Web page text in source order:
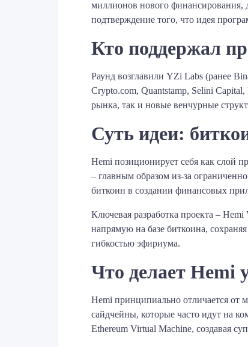
миллионов нового финансирования,
подтверждение того, что идея
Кто поддержал
Раунд возглавили YZi Labs (ранее
Crypto.com, Quantstamp, Selini
рынка, так и новые венчурные
Суть идеи:
Hemi позиционирует себя как слой
– главным образом из-за
биткоин в создании финансовых
Ключевая разработка проекта –
напрямую на базе биткоина,
гибкостью эфириума.
Что делает Hemi
Hemi принципиально отличается от
сайдчейны, которые часто идут на
Ethereum Virtual Machine, создавая